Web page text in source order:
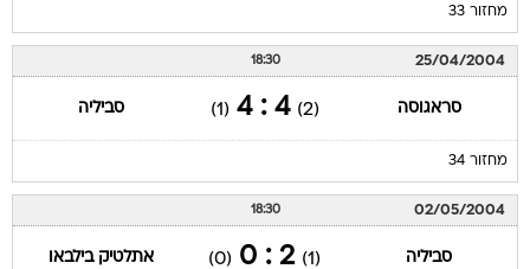
מחזור 33
25/04/2004
18:30
סראגוסה (2)
4 : 4
(1) סביליה
מחזור 34
02/05/2004
18:30
סביליה (1)
2 : 0
(0) אתלטיק בילבאו